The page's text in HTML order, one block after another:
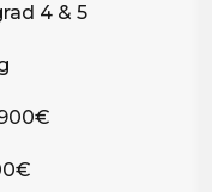
4 & 5